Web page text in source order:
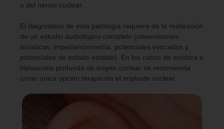
o del nervio coclear.
El diagnóstico de esta patología requiere de la realización
de un estudio audiológico completo (otoemisiones
acústicas, impedanciometría, potenciales evocados y
potenciales de estado estable). En los casos de sordera o
hipoacusia profunda de origen coclear se recomienda
como única opción terapéutia el implante coclear.